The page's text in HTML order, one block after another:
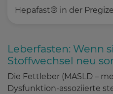
Leberfasten
Hausspezialitäten
Hepafast® in der
Leberfasten: Wenn
Stoffwechsel neu
Die Fettleber (MASLD –
Dysfunktion-assoziierte